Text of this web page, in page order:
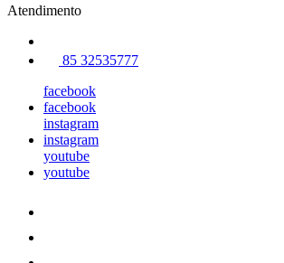
Atendimento
85 32535777
facebook
facebook
instagram
instagram
youtube
youtube